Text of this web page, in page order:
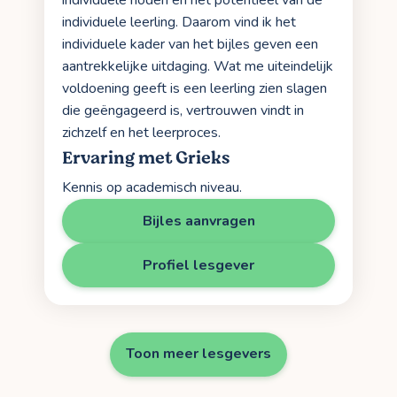
individuele leerling. Daarom vind ik het
individuele kader van het bijles geven een
aantrekkelijke uitdaging. Wat me uiteindelijk
voldoening geeft is een leerling zien slagen
die geëngageerd is, vertrouwen vindt in
zichzelf en het leerproces.
Ervaring met Grieks
Kennis op academisch niveau.
Bijles aanvragen
Profiel lesgever
Toon meer lesgevers